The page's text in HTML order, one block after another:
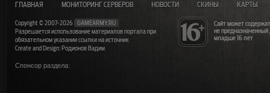
Сайт может
не
младше 16 лет
ГЛАВНАЯ МОНИТОРИНГ СЕРВЕРОВ НОВОСТИ СКИНЫ КАРТЫ
Copyright © 2007-2026
GAMEARMY.RU
Разрешается использование материалов портала при
обязательном указании ссылки на источник
Create and Design: Родионов Вадим
Спонсор раздела: